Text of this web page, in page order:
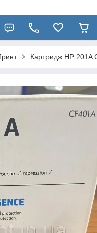
Картридж HP 201A